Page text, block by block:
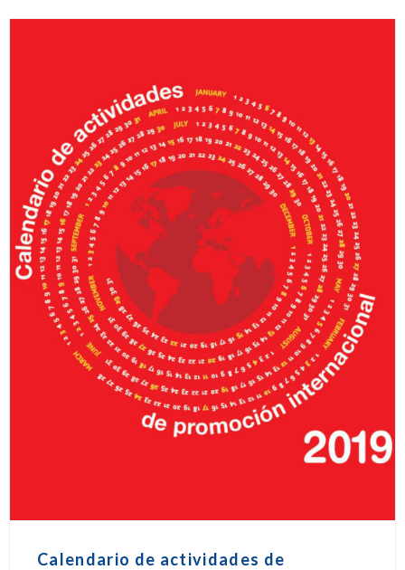
Calendario de actividades de